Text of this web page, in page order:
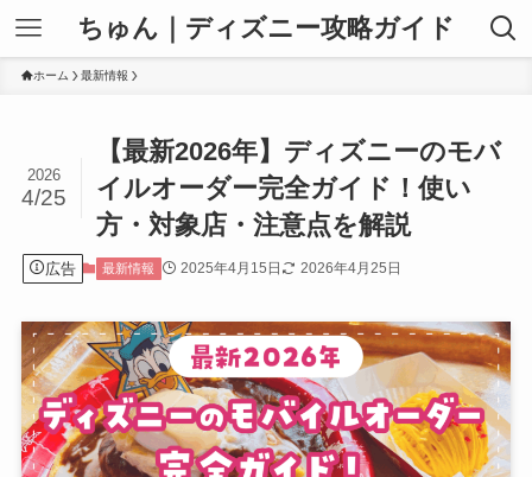
ちゅん｜ディズニー攻略ガイド
ホーム 最新情報
【最新2026年】ディズニーのモバ
イルオーダー完全ガイド！使い
方・対象店・注意点を解説
2026
4/25
広告 最新情報 2025年4月15日 2026年4月25日